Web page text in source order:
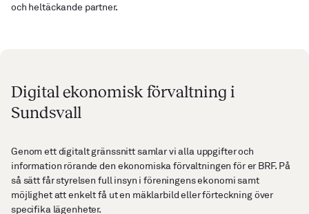
och heltäckande partner.
Digital ekonomisk förvaltning i
Sundsvall
Genom ett digitalt gränssnitt samlar vi alla uppgifter och
information rörande den ekonomiska förvaltningen för er BRF. På
så sätt får styrelsen full insyn i föreningens ekonomi samt
möjlighet att enkelt få ut en mäklarbild eller förteckning över
specifika lägenheter.